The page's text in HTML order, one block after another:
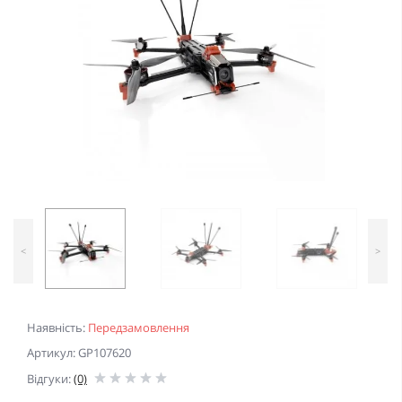
Наявність: Передзамовлення
Артикул: GP107620
Відгуки:(0)
< >